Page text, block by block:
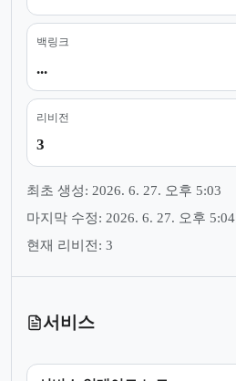
백링크
...
리비전
3
최초 생성: 2026. 6. 27. 오후 5:03
마지막 수정: 2026. 6. 27. 오후 5:04
현재 리비전: 3
서비스